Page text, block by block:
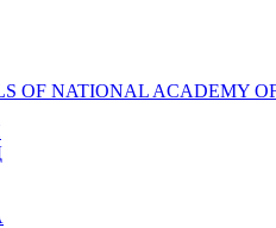
OF NATIONAL ACADEMY